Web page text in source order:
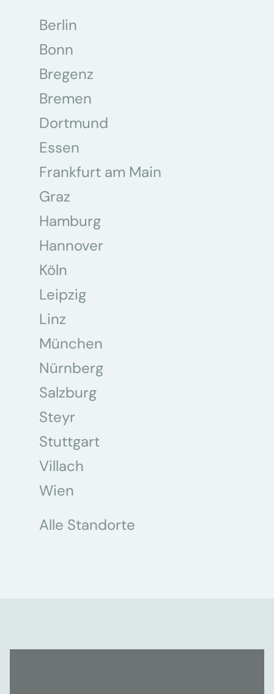
Berlin
Bonn
Bregenz
Bremen
Dortmund
Essen
Frankfurt am Main
Graz
Hamburg
Hannover
Köln
Leipzig
Linz
München
Nürnberg
Salzburg
Steyr
Stuttgart
Villach
Wien
Alle Standorte